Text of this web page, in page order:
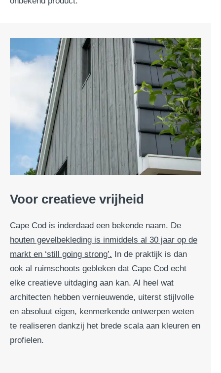
Voor creatieve vrijheid
Cape Cod is inderdaad een bekende naam. De
houten gevelbekleding is inmiddels al 30 jaar op de
markt en ‘still going strong’. In de praktijk is dan
ook al ruimschoots gebleken dat Cape Cod echt
elke creatieve uitdaging aan kan. Al heel wat
architecten hebben vernieuwende, uiterst stijlvolle
en absoluut eigen, kenmerkende ontwerpen weten
te realiseren dankzij het brede scala aan kleuren en
profielen.